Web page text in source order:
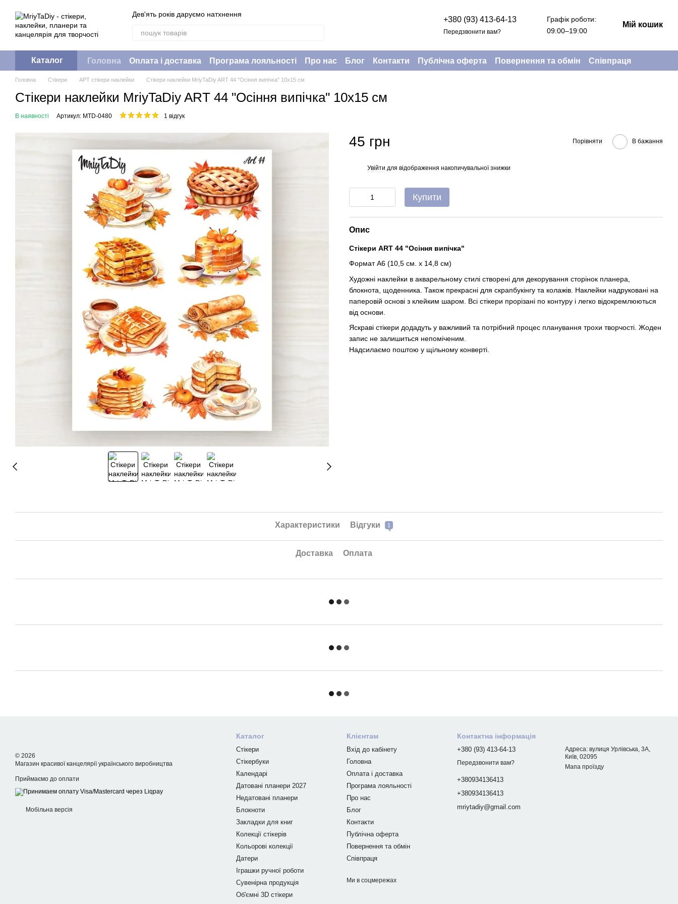
Дев'ять років даруємо натхнення
+380 (93) 413-64-13
Передзвонити вам?
Графік роботи:
09:00–19:00
Мій кошик
Каталог Головна Оплата і доставка Програма лояльності Про нас Блог Контакти Публічна оферта Повернення та обмін Співпраця
Головна Стікери АРТ стікери наклейки Стікери наклейки MriyTaDiy ART 44 "Осіння випічка" 10х15 см
Стікери наклейки MriyTaDiy ART 44 "Осіння випічка" 10х15 см
В наявності Артикул: MTD-0480 1 відгук
45 грн Порівняти В бажання
Увійти для відображення накопичувальної знижки
Купити
Опис
Стікери ART 44 "Осіння випічка"
Формат А6 (10,5 см. х 14,8 см)
Художні наклейки в акварельному стилі створені для декорування сторінок планера,
блокнота, щоденника. Також прекрасні для скрапбукінгу та колажів. Наклейки надруковані на
паперовій основі з клейким шаром. Всі стікери прорізані по контуру і легко відокремлюються
від основи.
Яскраві стікери додадуть у важливий та потрібний процес планування трохи творчості. Жоден
запис не залишиться непоміченим.
Надсилаємо поштою у щільному конверті.
Характеристики Відгуки 1
Доставка Оплата
© 2026
Магазин красивої канцелярії українського виробництва
Приймаємо до оплати
Мобільна версія
Каталог
Стікери
Стікербуки
Календарі
Датовані планери 2027
Недатовані планери
Блокноти
Закладки для книг
Колекції стікерів
Кольорові колекції
Датери
Іграшки ручної роботи
Сувенірна продукція
Об'ємні 3D стікери
Клієнтам
Вхід до кабінету
Головна
Оплата і доставка
Програма лояльності
Про нас
Блог
Контакти
Публічна оферта
Повернення та обмін
Співпраця
Ми в соцмережах
Контактна інформація
+380 (93) 413-64-13
Передзвонити вам?
+380934136413
+380934136413
mriytadiy@gmail.com
Адреса: вулиця Урлівська, 3А,
Київ, 02095
Мапа проїзду